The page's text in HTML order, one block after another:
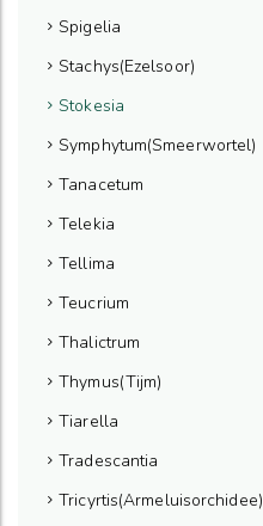
Spigelia
Stachys(Ezelsoor)
Stokesia
Symphytum(Smeerwortel)
Tanacetum
Telekia
Tellima
Teucrium
Thalictrum
Thymus(Tijm)
Tiarella
Tradescantia
Tricyrtis(Armeluisorchidee)